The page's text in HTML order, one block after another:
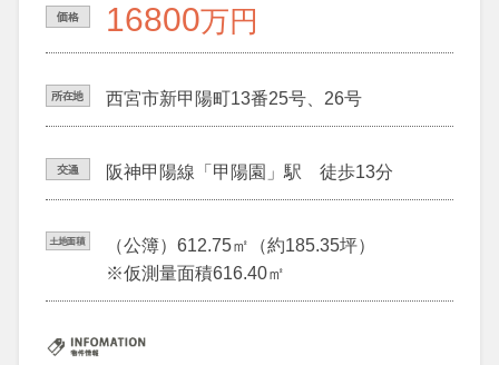
16800万円
西宮市新甲陽町13番25号、26号
阪神甲陽線「甲陽園」駅 徒歩13分
（公簿）612.75㎡（約185.35坪）
※仮測量面積616.40㎡